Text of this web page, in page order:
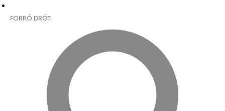
FORRÓ DRÓT